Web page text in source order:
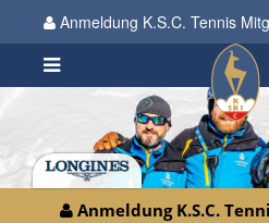
Anmeldung K.S.C. Tennis
Anmeldung K.S.C.